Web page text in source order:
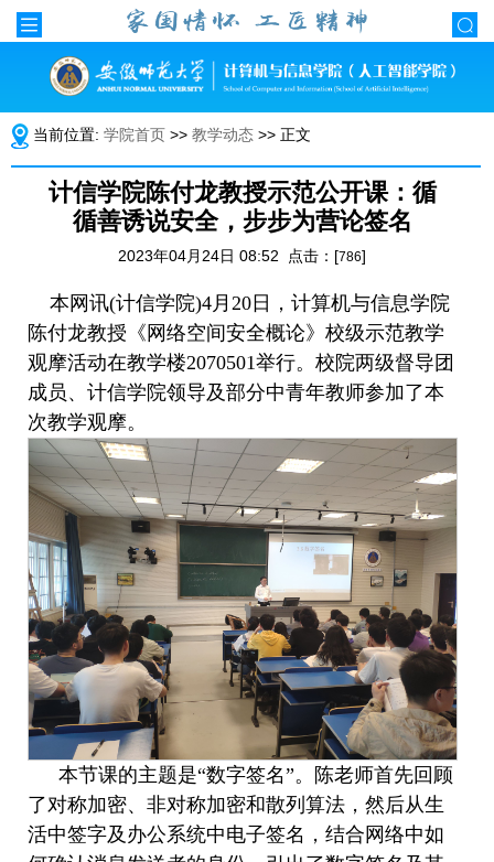
当前位置: 学院首页 >> 教学动态 >> 正文
计信学院陈付龙教授示范公开课：循
循善诱说安全，步步为营论签名
2023年04月24日 08:52 点击：[786]
本网讯(计信学院)4月20日，计算机与信息学院
陈付龙教授《网络空间安全概论》校级示范教学
观摩活动在教学楼2070501举行。校院两级督导团
成员、计信学院领导及部分中青年教师参加了本
次教学观摩。
本节课的主题是“数字签名”。陈老师首先回顾
了对称加密、非对称加密和散列算法，然后从生
活中签字及办公系统中电子签名，结合网络中如